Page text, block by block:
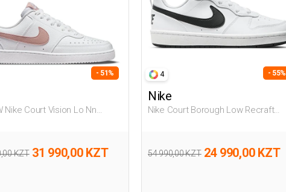
- 51%
Nike Court Vision Lo Nn
KZT 31 990,00 KZT
4 - 55%
Nike
Nike Court Borough Low Recraft
54 990,00 KZT 24 990,00 KZT